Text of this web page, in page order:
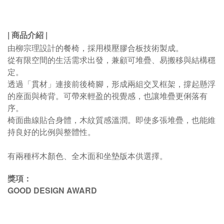
| 商品介紹 |
由柳宗理設計的餐椅，採用模壓膠合板技術製成。
從有限空間的生活需求出發，兼顧可堆疊、易搬移與結構穩
定。
透過「貫材」連接前後椅腳，形成兩組交叉框架，撐起懸浮
的座面與椅背。可帶來輕盈的視覺感，也讓堆疊更俐落有
序。
椅面曲線貼合身體，木紋質感溫潤。即使多張堆疊，也能維
持良好的比例與整體性。
有兩種梣木顏色、全木面和坐墊版本供選擇。
獎項：
GOOD DESIGN AWARD